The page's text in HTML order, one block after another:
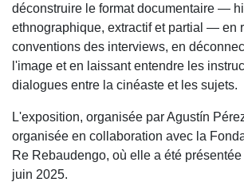
déconstruire le format documentaire —
ethnographique, extractif et partial — en
conventions des interviews, en
l'image et en laissant entendre les
dialogues entre la cinéaste et les sujets.
L'exposition, organisée par Agustín
organisée en collaboration avec la
Re Rebaudengo, où elle a été
juin 2025.